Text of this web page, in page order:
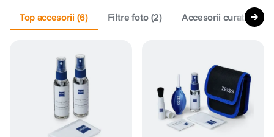
Top accesorii (6) Filtre foto (2) Accesorii curatare si